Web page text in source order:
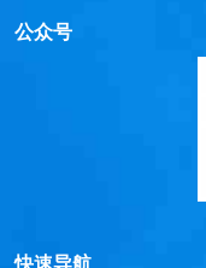
公众号